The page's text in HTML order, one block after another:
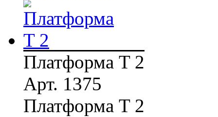
Платформа T 2
Арт. 1375
Платформа T 2